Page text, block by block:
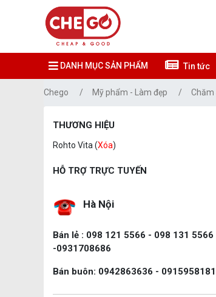
DANH MỤC SẢN PHẨM Tin tức
Chego Mỹ phẩm - Làm đẹp Chăm
THƯƠNG HIỆU
Rohto Vita (Xóa)
HỖ TRỢ TRỰC TUYẾN
Hà Nội
Bán lẻ : 098 121 5566 - 098 131 5566
-0931708686
Bán buôn: 0942863636 - 0915958181